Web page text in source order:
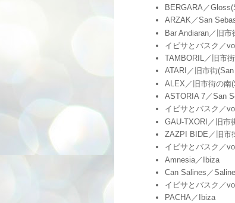
BERGARA／
ARZAK／San
Bar Andiaran／旧
イビサとバスク／
TAMBORIL／旧市
ATARI／旧市街
ALEX／旧市街の南
ASTORIA 7／San
イビサとバスク／
GAU-TXORI／旧市
ZAZPI BIDE／旧市
イビサとバスク／
Amnesia／Ibiza
Can Salines／
イビサとバスク／
PACHA／Ibiza